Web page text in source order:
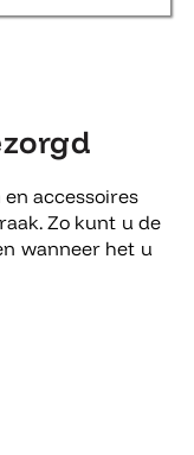
accessoires
Zo kunt u de
wanneer het u